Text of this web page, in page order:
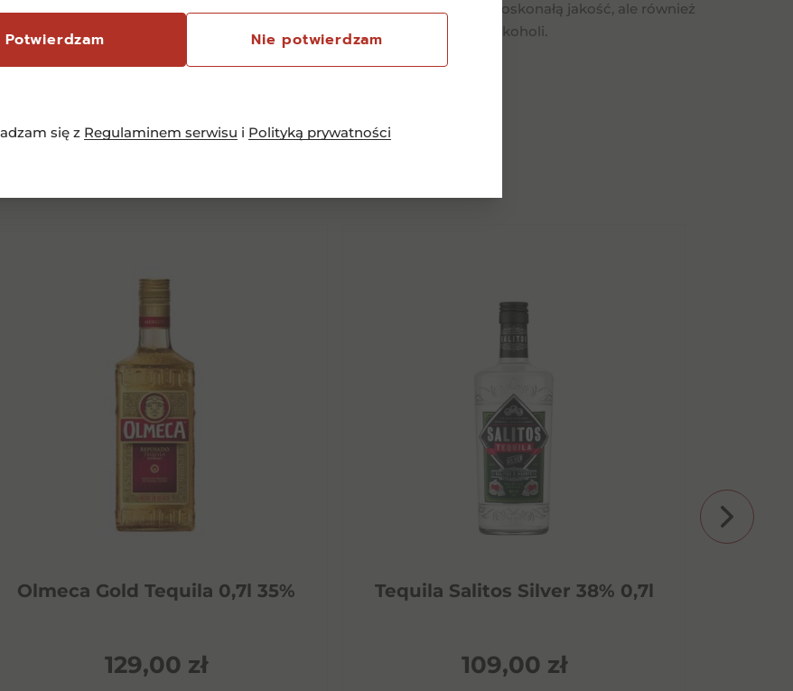
Potwierdzam Nie potwierdzam
się z Regulaminem serwisu i Polityką prywatności
jest to idealny wybór dla miłośników tequili, którzy cenią sobie nie tylko doskonałą jakość, ale również
niezwykle elegancki trunek, który z pewnością wzbogaci każdą kolekcję alkoholi.
Podobne produkty
Olmeca Gold Tequila 0,7l 35%
129,00 zł
Tequila Salitos Silver 38% 0,7l
109,00 zł